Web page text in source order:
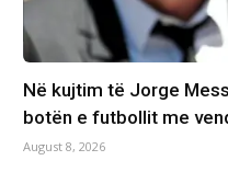
Në kujtim të Jorge
botën e futbollit me
August 8, 2026